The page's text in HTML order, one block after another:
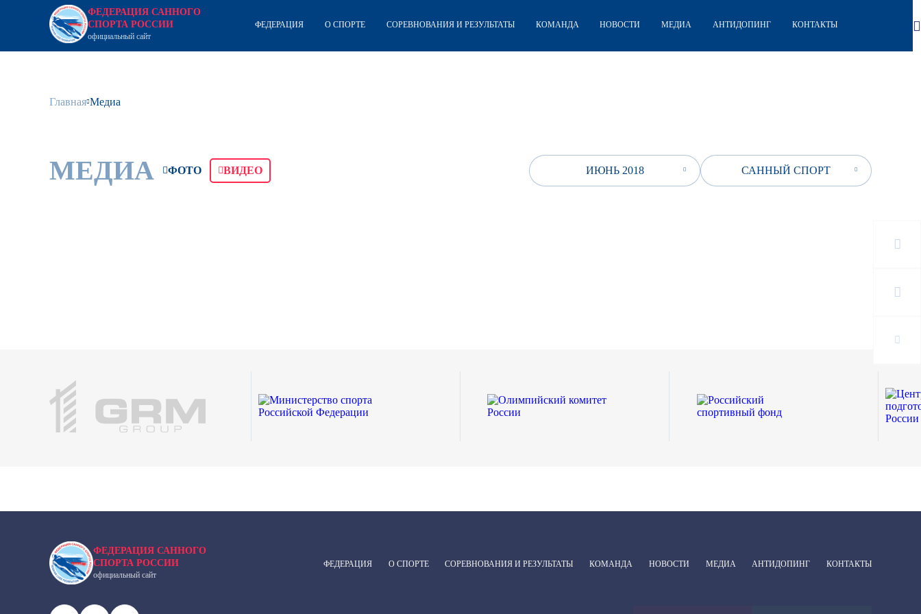
ФЕДЕРАЦИЯ САННОГО
СПОРТА РОССИИ
официальный сайт
ФЕДЕРАЦИЯ О СПОРТЕ СОРЕВНОВАНИЯ И РЕЗУЛЬТАТЫ КОМАНДА НОВОСТИ МЕДИА АНТИДОПИНГ КОНТАКТЫ
Главная Медиа
МЕДИА ФОТО ВИДЕО ИЮНЬ 2018 САННЫЙ СПОРТ
ФЕДЕРАЦИЯ САННОГО
СПОРТА РОССИИ
официальный сайт
ФЕДЕРАЦИЯ О СПОРТЕ СОРЕВНОВАНИЯ И РЕЗУЛЬТАТЫ КОМАНДА НОВОСТИ МЕДИА АНТИДОПИНГ КОНТАКТЫ